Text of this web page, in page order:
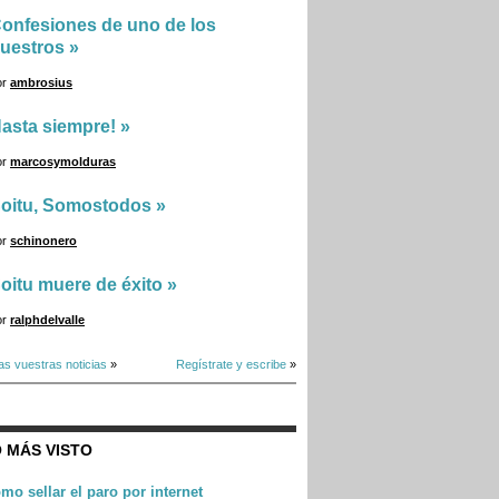
de uno de los
»
ambrosius
siempre! »
marcosymolduras
Somostodos »
schinonero
muere de éxito »
ralphdelvalle
vuestras noticias » Regístrate y escribe »
MÁS VISTO
sellar el paro por internet